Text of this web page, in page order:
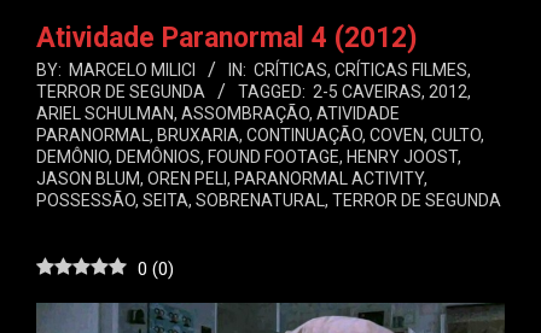
Atividade Paranormal 4 (2012)
BY: MARCELO MILICI IN: CRÍTICAS, CRÍTICAS FILMES,
TERROR DE SEGUNDA
TAGGED: 2-5 CAVEIRAS, 2012,
ARIEL SCHULMAN, ASSOMBRAÇÃO, ATIVIDADE
PARANORMAL , BRUXARIA, CONTINUAÇÃO, COVEN, CULTO,
DEMÔNIO, DEMÔNIOS, FOUND FOOTAGE, HENRY JOOST,
JASON BLUM, OREN PELI , PARANORMAL ACTIVITY,
POSSESSÃO, SEITA, SOBRENATURAL , TERROR DE SEGUNDA
0 (0)